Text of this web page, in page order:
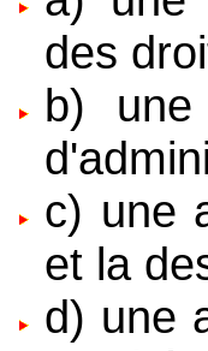
des
b) une
c) une
et la
d) une